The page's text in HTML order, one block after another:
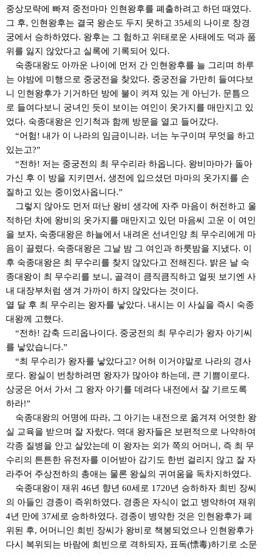
중상모략에 빠져 중전마마 인현왕후를 폐출하려고 하던 때였다.
그 후, 인현왕후는 결국 왕손도 두지 못하고 35세의 나이로 창경
궁에서 승하하였다. 왕후는 그 험하고 위태로운 사태에도 덕과 품
위를 잃지 않았다고 실록에 기록되어 있다.
숙종대왕도 아까운 나이에 먼저 간 인현왕후를 늘 그리며 하루
는 야밤에 미행으로 중궁전을 찾았다. 중궁전을 가만히 들여다보
니 인현왕후가 기거하던 방에 불이 켜져 있는 게 아닌가. 문틈으
로 들여다보니 궁녀인 듯이 보이는 여인이 옷가지를 매만지고 있
었다. 숙종대왕은 인기척과 함께 방문을 열고 들어갔다.
“어험! 내가 이 나라의 임금이니라. 너는 누구이며 무엇을 하고
있는고?”
“전하! 저는 중궁전의 최 무수리라 하옵니다. 왕비마마가 돌아
가신 후 이 방을 지키면서 , 생전에 입으셨던 마마의 옷가지를 손
질하고 있는 중이었사옵니다.”
그렇지 않아도 먼저 떠난 왕비 생각에 자주 마음이 허전하고 울
적하던 차에 왕비의 옷가지를 매만지고 있던 마음씨 고운 이 여인
을 보자, 숙종대왕은 하늘에서 내려온 선녀인양 최 무수리에게 마
음이 끌렸다. 숙종대왕은 그날 밤 그 여인과 하룻밤을 지냈다. 이
후 숙종대왕은 최 무수리를 찾지 않았다고 전해진다. 밝은 날 숙
종대왕이 최 무수리를 보니 , 골격이 큼직큼직하고 얼핏 보기엔 사
내 대장부처럼 생겨 가까이 하지 않았다는 것이다.
열 달 후 최 무수리는 왕자를 낳았다. 내시는 이 사실을 즉시 숙종
대왕께 고했다.
“전하! 감축 드리옵나이다. 중궁전의 최 무수리가 왕자 아기씨
를 낳았습니다.”
“최 무수리가 왕자를 낳았다고? 어허 이거야말로 나라의 경사
로다. 왕실이 번창하려면 왕자가 많아야 하는데 , 큰 기쁨이로다.
상궁은 어서 가서 그 왕자 아기를 데려다 내전에서 잘 기르도록
하라!”
숙종대왕의 어명에 따라, 그 아기는 내전으로 옮겨져 어엿한 왕
실 교육을 받으며 잘 자랐다. 역대 왕자들은 보편적으로 나약하여
각종 질병을 안고 살았는데 이 왕자는 외가 쪽의 어머니 , 즉 최 무
수리의 튼튼한 유전자를 이어받아 감기도 한번 걸리지 않고 잘 자
라주어 주상전하의 총애는 물론 왕실의 귀여움을 독차지하였다.
숙종대왕이 재위 46년 향년 60세로 1720년 승하하자 희빈 장씨
의 아들인 경종이 즉위하였다. 경종은 자식이 없고 병약하여 재위
4년 만에 37세로 승하하였다. 경종이 병약한 것은 인현왕후가 폐
위된 후, 어머니인 희빈 장씨가 왕비로 책봉되었으나 인현왕후가
다시 복위되는 바람에 희빈으로 격하되자, 표독(慓毒)하기로 소문